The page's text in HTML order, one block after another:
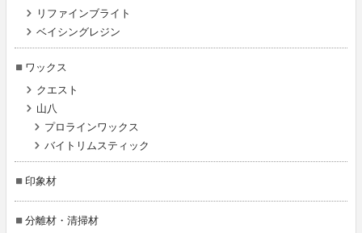
リファインブライト
ベイシングレジン
ワックス
クエスト
山八
プロラインワックス
バイトリムスティック
印象材
分離材・清掃材